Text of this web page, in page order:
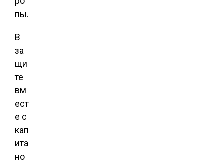
пы.
В
за
щи
те
вм
ест
е с
кап
ита
но